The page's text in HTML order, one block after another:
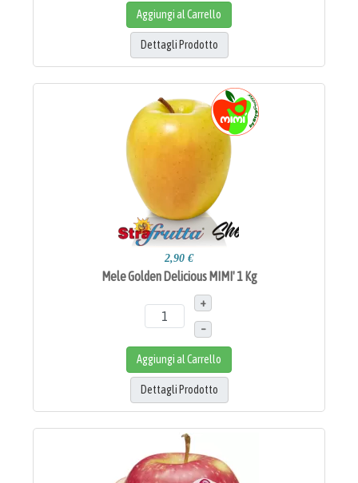
Aggiungi al Carrello
Dettagli Prodotto
2,90 €
Mele Golden Delicious MIMI' 1 Kg
+
–
Aggiungi al Carrello
Dettagli Prodotto